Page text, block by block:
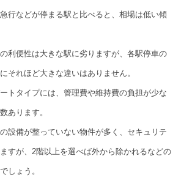
行などが停まる駅と比べると、相場は低い傾
利便性は大きな駅に劣りますが、各駅停車の
それほど大きな違いはありません。
トタイプには、管理費や維持費の負担が少な
あります。
設備が整っていない物件が多く、セキュリテ
すが、2階以上を選べば外から除かれるなどの
しょう。